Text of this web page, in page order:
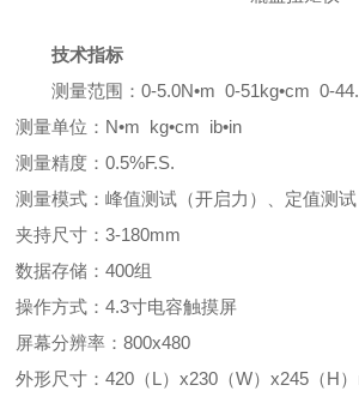
技术指标
测量范围：0-5.0N•m 0-51kg•cm 0-
测量单位：N•m kg•cm ib•in
测量精度：0.5%F.S.
测量模式：峰值测试（开启力）、定值测试
夹持尺寸：3-180mm
数据存储：400组
操作方式：4.3寸电容触摸屏
屏幕分辨率：800x480
外形尺寸：420（L）x230（W）x245（H